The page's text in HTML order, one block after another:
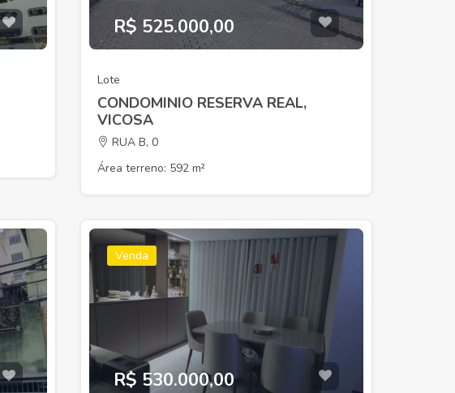
PARAISO, VICOSA CENTRO, VICOSA
R$ 525.000,00
Lote
CONDOMINIO RESERVA REAL,
VICOSA
RUA B, 0
Área terreno: 592 m²
Venda
R$ 530.000,00